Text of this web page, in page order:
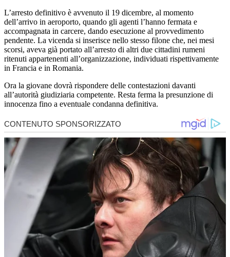
L’arresto definitivo è avvenuto il 19 dicembre, al momento
dell’arrivo in aeroporto, quando gli agenti l’hanno fermata e
accompagnata in carcere, dando esecuzione al provvedimento
pendente. La vicenda si inserisce nello stesso filone che, nei mesi
scorsi, aveva già portato all’arresto di altri due cittadini rumeni
ritenuti appartenenti all’organizzazione, individuati rispettivamente
in Francia e in Romania.
Ora la giovane dovrà rispondere delle contestazioni davanti
all’autorità giudiziaria competente. Resta ferma la presunzione di
innocenza fino a eventuale condanna definitiva.